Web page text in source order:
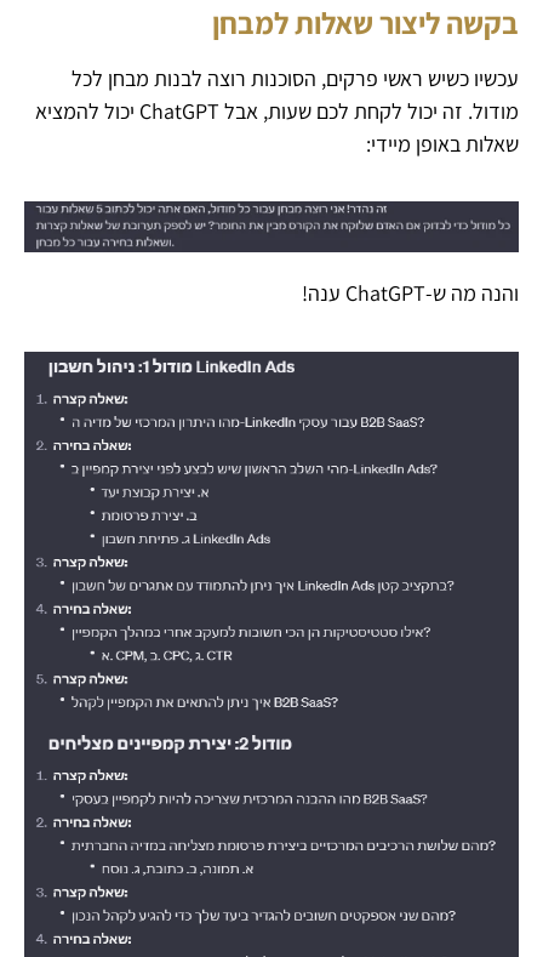
בקשה ליצור שאלות למבחן
עכשיו כשיש ראשי פרקים, הסוכנות רוצה לבנות מבחן לכל
מודול. זה יכול לקחת לכם שעות, אבל ChatGPT יכול להמציא
שאלות באופן מיידי:
והנה מה ש-ChatGPT ענה!